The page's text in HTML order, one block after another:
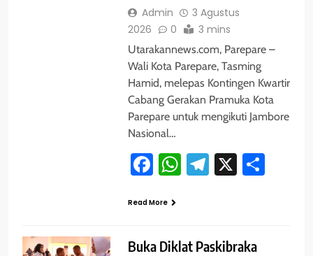
Admin
3 Agustus
2026
0 3 mins
Utarakannews.com, Parepare –
Wali Kota Parepare, Tasming
Hamid, melepas Kontingen Kwartir
Cabang Gerakan Pramuka Kota
Parepare untuk mengikuti Jambore
Nasional…
Facebook
WhatsApp
Telegram
X
Read More
Buka Diklat Paskibraka